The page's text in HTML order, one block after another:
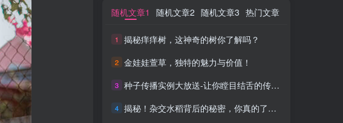
随机文章1 随机文章2 随机文章3 热门文章
1 揭秘痒痒树，这神奇的树你了解吗？
2 金娃娃萱草，独特的魅力与价值！
3 种子传播实例大放送-让你瞠目结舌的传播效果！
4 揭秘！杂交水稻背后的秘密，你真的了解吗？
随机文章1 随机文章2 随机文章3 热门文章
1 揭秘痒痒树，这神奇的树你了解吗？
2 金娃娃萱草，独特的魅力与价值！
3 种子传播实例大放送-让你瞠目结舌的传播效果！
4 揭秘！杂交水稻背后的秘密，你真的了解吗？